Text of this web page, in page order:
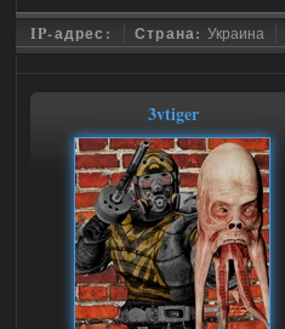
IP-адрес: Страна: Украина
3vtiger